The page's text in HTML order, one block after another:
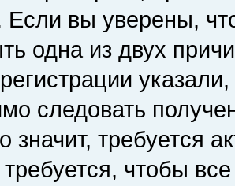
Если вы уверены,
одна из двух
следовать
значит, требуется
чтобы